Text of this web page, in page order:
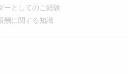
ーとしてのご経験
酬に関する知識